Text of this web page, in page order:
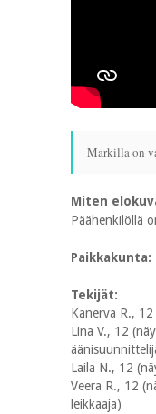
Markilla on
Miten
Päähenkilöllä
Paikkakunta:
Tekijät:
Kanerva R.,
Lina V., 12
Laila N., 12
Veera R., 12
leikkaaja)